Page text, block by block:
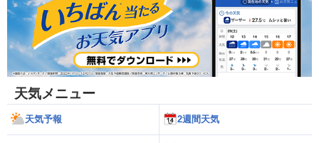
天気メニュー
天気予報 2週間天気